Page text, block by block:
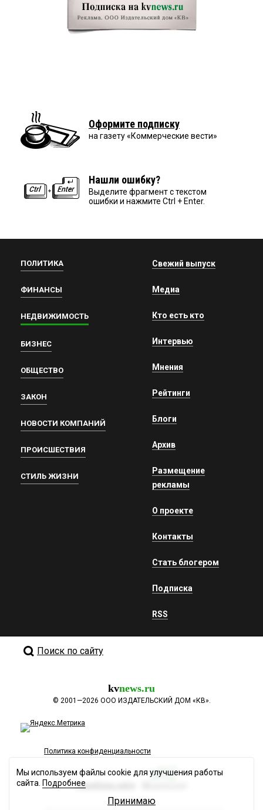
Оформите подписку
на газету «Коммерческие вести»
Нашли ошибку?
Выделите фрагмент с текстом
ошибки и нажмите Ctrl + Enter.
ПОЛИТИКА
ФИНАНСЫ
НЕДВИЖИМОСТЬ
БИЗНЕС
ОБЩЕСТВО
ЗАКОН
НОВОСТИ КОМПАНИЙ
ПРОИСШЕСТВИЯ
СТИЛЬ ЖИЗНИ
Свежий выпуск
Медиа
Кто есть кто
Интервью
Мнения
Рейтинги
Блоги
Архив
Размещение
рекламы
О проекте
Контакты
Стать блогером
Подписка
RSS
Поиск по сайту
kvnews.ru
© 2001—2026 ООО ИЗДАТЕЛЬСКИЙ ДОМ «КВ».
Политика конфиденциальности
Разработка сайта
Мы используем файлы cookie для улучшения работы
сайта. Подробнее
Принимаю